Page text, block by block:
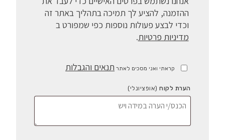
ההזמנה, להציע לך תמיכה בתהליך באתר זה
וכדי לבצע פעולות נוספות כפי שמפורט ב
מדיניות פרטיות.
קראתי ואני מסכים לאתר תנאים והגבלות
הערת לקוח (אופציונלי)